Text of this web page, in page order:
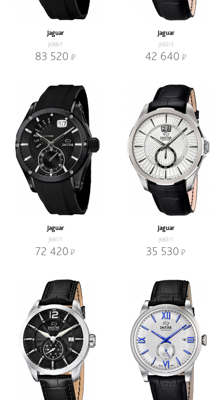
В наличии
Кварцевый
Механический
Диаметр, мм
Jaguar
J688/1
83 520
Jaguar
J682/3
42 640
Jaguar
J681/1
72 420
Jaguar
J682/1
35 530